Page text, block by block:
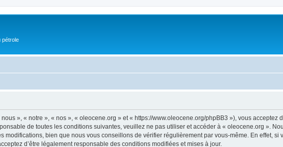
pétrole
», « notre », « nos », « oleocene.org » et « https://www.oleocene.org/phpBB3 »), vous acceptez
de toutes les conditions suivantes, veuillez ne pas utiliser et accéder à « oleocene.org ».
modifications, bien que nous vous conseillons de vérifier régulièrement par vous-même. En effet,
d’être légalement responsable des conditions modifiées et mises à jour.